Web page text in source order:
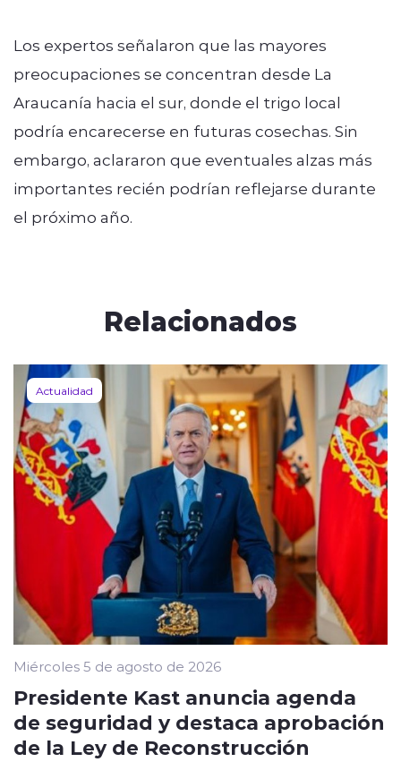
Los expertos señalaron que las mayores
preocupaciones se concentran desde La
Araucanía hacia el sur, donde el trigo local
podría encarecerse en futuras cosechas. Sin
embargo, aclararon que eventuales alzas más
importantes recién podrían reflejarse durante
el próximo año.
Relacionados
Actualidad
Miércoles 5 de agosto de 2026
Presidente Kast anuncia agenda
de seguridad y destaca aprobación
de la Ley de Reconstrucción